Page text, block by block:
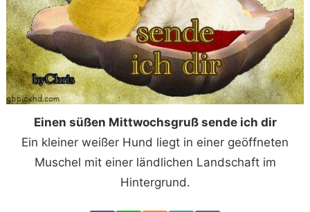
Einen süßen Mittwochsgruß sende ich dir
Ein kleiner weißer Hund liegt in einer geöffneten
Muschel mit einer ländlichen Landschaft im
Hintergrund.